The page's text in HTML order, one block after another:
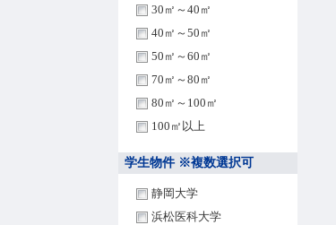
30㎡～40㎡
40㎡～50㎡
50㎡～60㎡
70㎡～80㎡
80㎡～100㎡
100㎡以上
学生物件 ※複数選択可
静岡大学
浜松医科大学